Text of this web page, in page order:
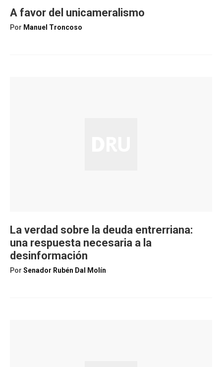
A favor del unicameralismo
Por Manuel Troncoso
La verdad sobre la deuda entrerriana:
una respuesta necesaria a la
desinformación
Por Senador Rubén Dal Molín